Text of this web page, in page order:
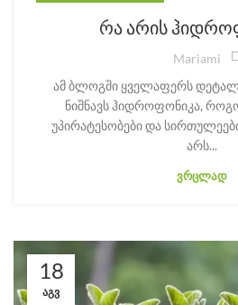
რა არის
Mariami
ამ ბლოგში ყველაფერს
ნიშნავს ჰიდროფონიკა,
უპირატესობები და
არს...
ᲕᲠᲪᲚᲐᲓ
18
ᲐᲒᲕ